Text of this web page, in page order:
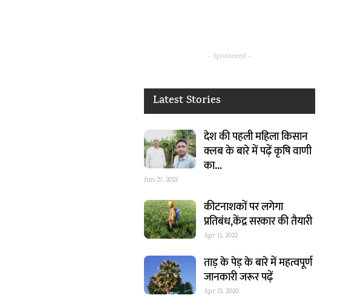
- Sponsored -
Latest Stories
देश की पहली महिला किसान
क्लब के बारे में पढ़ें कृषि वाणी
का…
Jun 27, 2021
कीटनाशकों पर लगेगा
प्रतिबंध,केंद्र सरकार की तैयारी
Apr 11, 2022
ताड़ के पेड़ के बारे में महत्वपूर्ण
जानकारी जरूर पढ़ें
Apr 15, 2020